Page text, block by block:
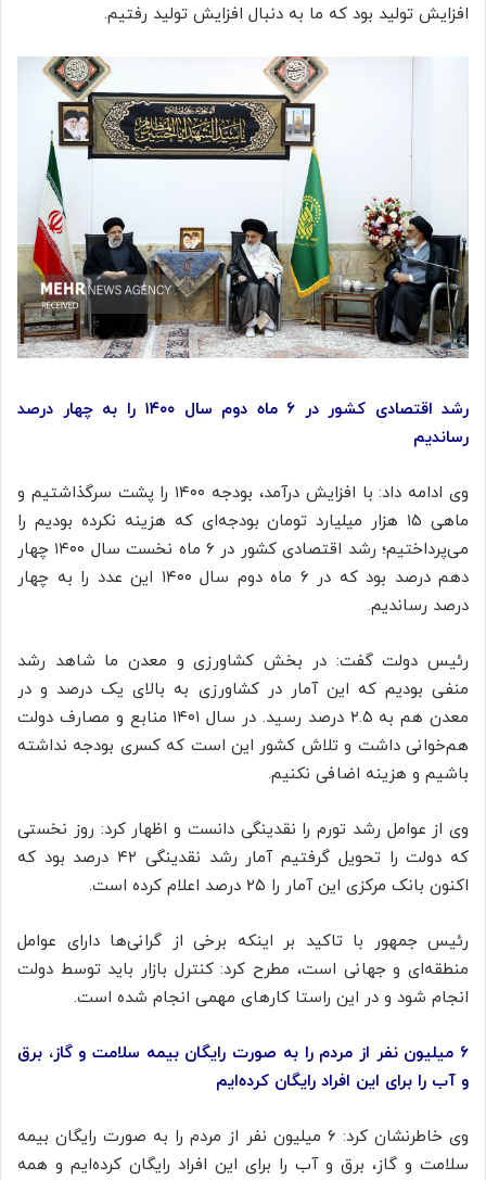
افزایش تولید بود که ما به دنبال افزایش تولید رفتیم.
رشد اقتصادی کشور در ۶ ماه دوم سال ۱۴۰۰ را به چهار درصد
رساندیم
وی ادامه داد: با افزایش درآمد، بودجه ۱۴۰۰ را پشت سرگذاشتیم و
ماهی ۱۵ هزار میلیارد تومان بودجه‌ای که هزینه نکرده بودیم را
می‌پرداختیم؛ رشد اقتصادی کشور در ۶ ماه نخست سال ۱۴۰۰ چهار
دهم درصد بود که در ۶ ماه دوم سال ۱۴۰۰ این عدد را به چهار
درصد رساندیم.
رئیس دولت گفت: در بخش کشاورزی و معدن ما شاهد رشد
منفی بودیم که این آمار در کشاورزی به بالای یک درصد و در
معدن هم به ۲.۵ درصد رسید. در سال ۱۴۰۱ منابع و مصارف دولت
هم‌خوانی داشت و تلاش کشور این است که کسری بودجه نداشته
باشیم و هزینه اضافی نکنیم.
وی از عوامل رشد تورم را نقدینگی دانست و اظهار کرد: روز نخستی
که دولت را تحویل گرفتیم آمار رشد نقدینگی ۴۲ درصد بود که
اکنون بانک مرکزی این آمار را ۲۵ درصد اعلام کرده است.
رئیس جمهور با تاکید بر اینکه برخی از گرانی‌ها دارای عوامل
منطقه‌ای و جهانی است، مطرح کرد: کنترل بازار باید توسط دولت
انجام شود و در این راستا کارهای مهمی انجام شده است.
۶ میلیون نفر از مردم را به صورت رایگان بیمه سلامت و گاز، برق
و آب را برای این افراد رایگان کرده‌ایم
وی خاطرنشان کرد: ۶ میلیون نفر از مردم را به صورت رایگان بیمه
سلامت و گاز، برق و آب را برای این افراد رایگان کرده‌ایم و همه